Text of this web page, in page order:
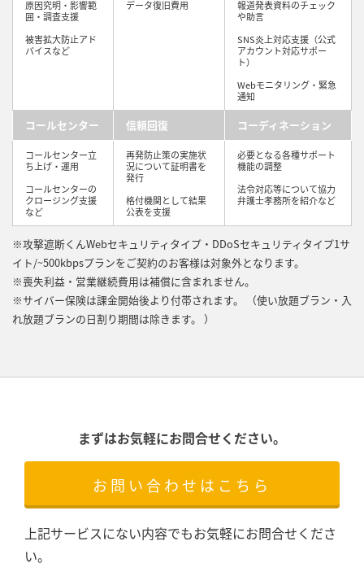
原因究明・影響範
囲・調査支援
被害拡大防止アド
バイスなど
データ復旧費用
報道発表資料のチェック
や助言
SNS炎上対応支援（公式
アカウント対応サポー
ト）
Webモニタリング・緊急
通知
コールセンター 信頼回復 コーディネーション
コールセンター立
ち上げ・運用
コールセンターの
クロージング支援
など
再発防止策の実施状
況について証明書を
発行
格付機関として結果
公表を支援
必要となる各種サポート
機能の調整
法令対応等について協力
弁護士孝務所を紹介など
※攻撃遮断くんWebセキュリティタイプ・DDoSセキュリティタイプ1サ
イト/~500kbpsプランをご契約のお客様は対象外となります。
※喪失利益・営業継続費用は補償に含まれません。
※サイバー保険は課金開始後より付帯されます。 （使い放題ブラン・入
れ放題ブランの日割り期間は除きます。 ）
まずはお気軽にお問合せください。
お問い合わせはこちら
上記サービスにない内容でもお気軽にお問合せくださ
い。